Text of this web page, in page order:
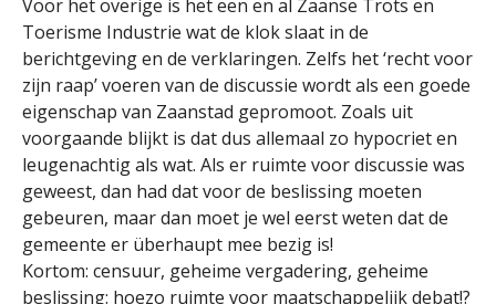
Voor het overige is het een en al Zaanse Trots en
Toerisme Industrie wat de klok slaat in de
berichtgeving en de verklaringen. Zelfs het ‘recht voor
zijn raap’ voeren van de discussie wordt als een goede
eigenschap van Zaanstad gepromoot. Zoals uit
voorgaande blijkt is dat dus allemaal zo hypocriet en
leugenachtig als wat. Als er ruimte voor discussie was
geweest, dan had dat voor de beslissing moeten
gebeuren, maar dan moet je wel eerst weten dat de
gemeente er überhaupt mee bezig is!
Kortom: censuur, geheime vergadering, geheime
beslissing: hoezo ruimte voor maatschappelijk debat!?